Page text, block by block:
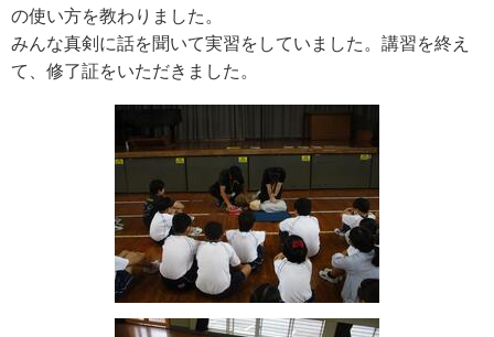
の使い方を教わりました。
みんな真剣に話を聞いて実習をしていました。講習を終え
て、修了証をいただきました。